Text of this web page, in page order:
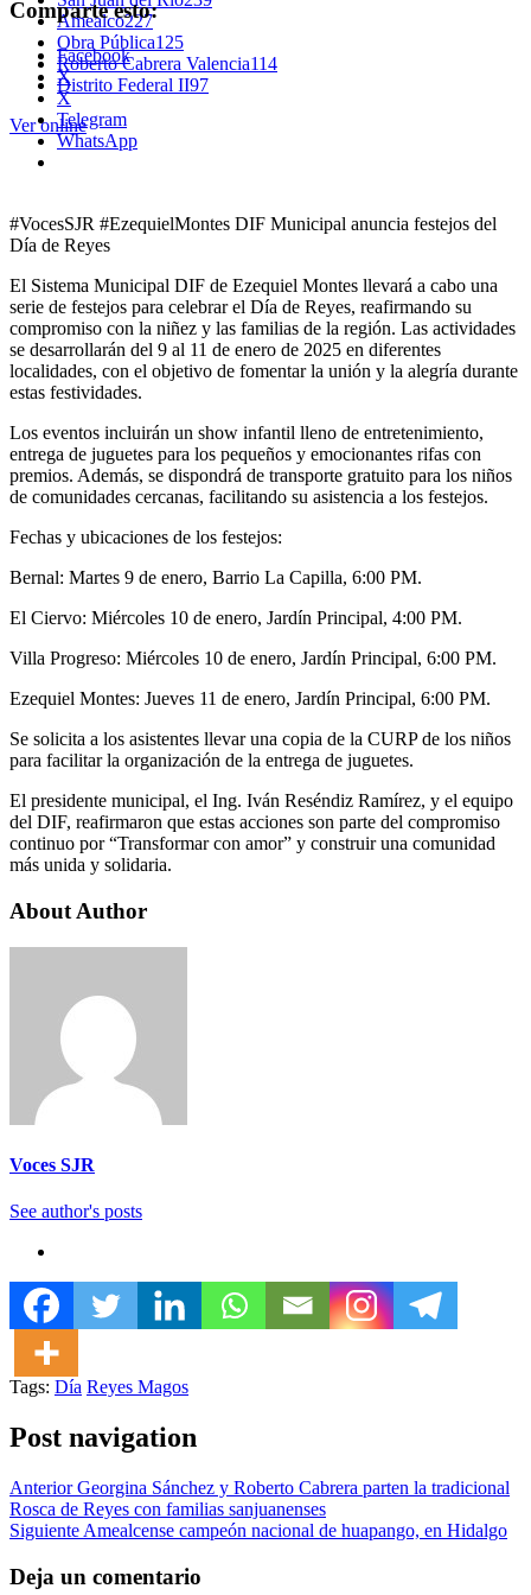
Amealco227
Obra Pública125
Roberto Cabrera Valencia114
Distrito Federal II97
Ver online
Comparte esto:
Facebook
X
X
Telegram
WhatsApp
#VocesSJR #EzequielMontes DIF Municipal anuncia festejos del
Día de Reyes
El Sistema Municipal DIF de Ezequiel Montes llevará a cabo una
serie de festejos para celebrar el Día de Reyes, reafirmando su
compromiso con la niñez y las familias de la región. Las actividades
se desarrollarán del 9 al 11 de enero de 2025 en diferentes
localidades, con el objetivo de fomentar la unión y la alegría durante
estas festividades.
Los eventos incluirán un show infantil lleno de entretenimiento,
entrega de juguetes para los pequeños y emocionantes rifas con
premios. Además, se dispondrá de transporte gratuito para los niños
de comunidades cercanas, facilitando su asistencia a los festejos.
Fechas y ubicaciones de los festejos:
Bernal: Martes 9 de enero, Barrio La Capilla, 6:00 PM.
El Ciervo: Miércoles 10 de enero, Jardín Principal, 4:00 PM.
Villa Progreso: Miércoles 10 de enero, Jardín Principal, 6:00 PM.
Ezequiel Montes: Jueves 11 de enero, Jardín Principal, 6:00 PM.
Se solicita a los asistentes llevar una copia de la CURP de los niños
para facilitar la organización de la entrega de juguetes.
El presidente municipal, el Ing. Iván Reséndiz Ramírez, y el equipo
del DIF, reafirmaron que estas acciones son parte del compromiso
continuo por “Transformar con amor” y construir una comunidad
más unida y solidaria.
About Author
Voces SJR
See author's posts
Tags: Día Reyes Magos
Post navigation
AnteriorGeorgina Sánchez y Roberto Cabrera parten la tradicional
Rosca de Reyes con familias sanjuanenses
Siguiente Amealcense campeón nacional de huapango, en Hidalgo
Deja un comentario